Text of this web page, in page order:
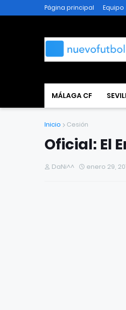
Página principal Equipo
MÁLAGA CF
Inicio Cesión
Oficial: El
DaNi^^ enero 29,